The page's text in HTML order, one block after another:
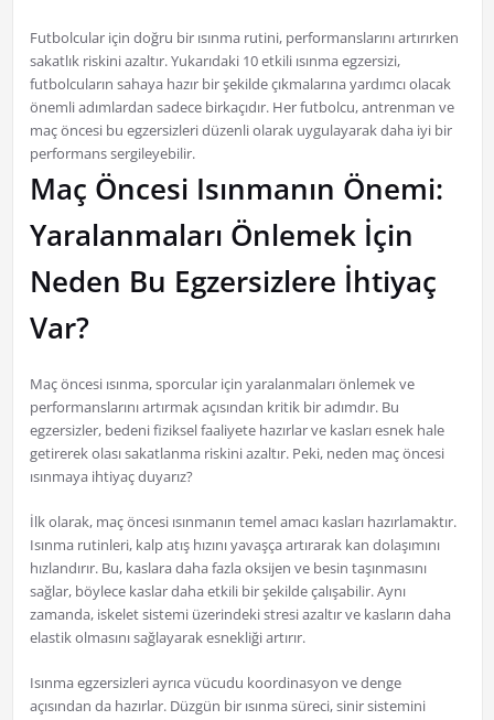
Futbolcular için doğru bir ısınma rutini, performanslarını artırırken
sakatlık riskini azaltır. Yukarıdaki 10 etkili ısınma egzersizi,
futbolcuların sahaya hazır bir şekilde çıkmalarına yardımcı olacak
önemli adımlardan sadece birkaçıdır. Her futbolcu, antrenman ve
maç öncesi bu egzersizleri düzenli olarak uygulayarak daha iyi bir
performans sergileyebilir.
Maç Öncesi Isınmanın Önemi:
Yaralanmaları Önlemek İçin
Neden Bu Egzersizlere İhtiyaç
Var?
Maç öncesi ısınma, sporcular için yaralanmaları önlemek ve
performanslarını artırmak açısından kritik bir adımdır. Bu
egzersizler, bedeni fiziksel faaliyete hazırlar ve kasları esnek hale
getirerek olası sakatlanma riskini azaltır. Peki, neden maç öncesi
ısınmaya ihtiyaç duyarız?
İlk olarak, maç öncesi ısınmanın temel amacı kasları hazırlamaktır.
Isınma rutinleri, kalp atış hızını yavaşça artırarak kan dolaşımını
hızlandırır. Bu, kaslara daha fazla oksijen ve besin taşınmasını
sağlar, böylece kaslar daha etkili bir şekilde çalışabilir. Aynı
zamanda, iskelet sistemi üzerindeki stresi azaltır ve kasların daha
elastik olmasını sağlayarak esnekliği artırır.
Isınma egzersizleri ayrıca vücudu koordinasyon ve denge
açısından da hazırlar. Düzgün bir ısınma süreci, sinir sistemini